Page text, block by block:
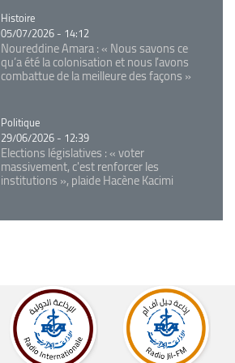
Catégorie
Histoire
05/07/2026 - 14:12
Noureddine Amara : « Nous savons ce
qu’a été la colonisation et nous l’avons
combattue de la meilleure des façons »
Catégorie
Politique
29/06/2026 - 12:39
Elections législatives : « voter
massivement, c'est renforcer les
institutions », plaide Hacène Kacimi